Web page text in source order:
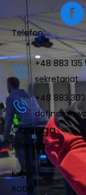
Telefon:
+48 883
sekretariat
+48 883
Obsługa
klienta:
Kursy
RODO